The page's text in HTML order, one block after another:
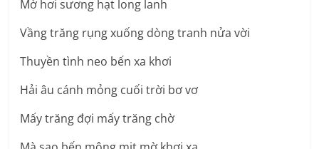
Mờ hơi sương hạt long lanh
Vầng trăng rụng xuống dòng tranh nửa vời
Thuyền tình neo bến xa khơi
Hải âu cánh mỏng cuối trời bơ vơ
Mấy trăng đợi mấy trăng chờ